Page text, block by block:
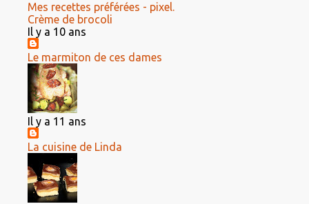
Mes recettes préférées - pixel.
Crème de brocoli
Il y a 10 ans
Le marmiton de ces dames
Il y a 11 ans
La cuisine de Linda